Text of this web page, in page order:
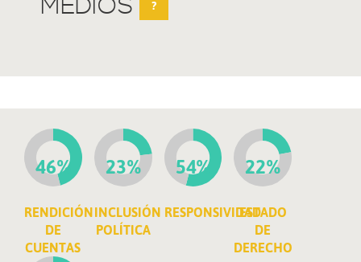
MEDIOS ?
46%
RENDICIÓN
DE
CUENTAS
23%
INCLUSIÓN
POLÍTICA
54%
RESPONSIVIDAD
22%
ESTADO
DE
DERECHO